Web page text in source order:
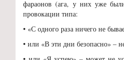
фараонов (ага, у них уже
провокации типа:
• «С одного раза ничего не
• или «В эти дни безопасно» –